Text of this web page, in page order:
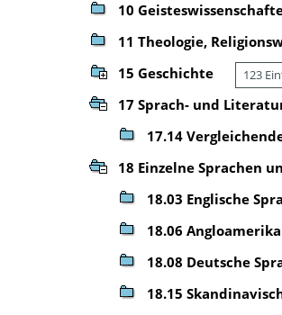
10
11 Theologie,
15 Geschichte 123
17 Sprach- und
17.14
18 Einzelne Sprachen
18.03 Englische
18.06
18.08 Deutsche
18.15